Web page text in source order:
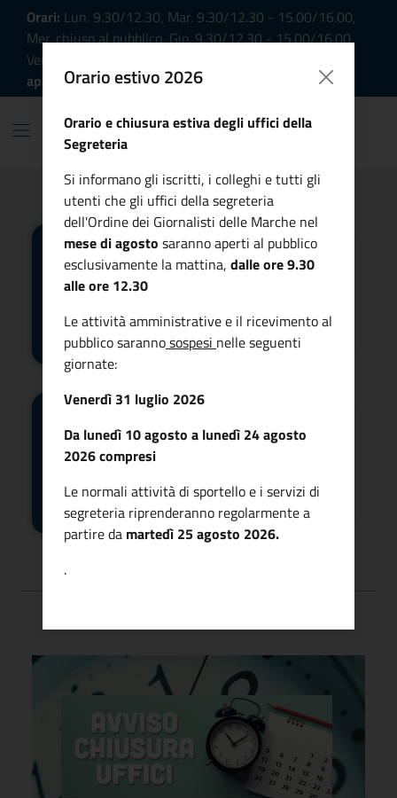
Vai ai contenuti
Vai al footer
Orari: Lun. 9.30/12.30, Mar. 9.30/12.30 - 15.00/16.00,
Mer. chiuso al pubblico, Gio. 9.30/12.30 - 15.00/16.00,
Ven. 9.30/12.30 |
appuntamento
Odg Marche
Odg Marche - Ordine
Area
riservata Albo
Eventi
Formativi
Come
Iscriversi
Orario estivo 2026
Orario e chiusura estiva degli uffici della
Segreteria
Si informano gli iscritti, i colleghi e tutti gli
utenti che gli uffici della segreteria
dell'Ordine dei Giornalisti delle Marche nel
mese di agosto saranno aperti al pubblico
esclusivamente la mattina, dalle ore 9.30
alle ore 12.30
Le attività amministrative e il ricevimento al
pubblico sarannosospesi nelle seguenti
giornate:
Venerdì 31 luglio 2026
Da lunedì 10 agosto a lunedì 24 agosto
2026 compresi
Le normali attività di sportello e i servizi di
segreteria riprenderanno regolarmente a
partire da martedì 25 agosto 2026.
.